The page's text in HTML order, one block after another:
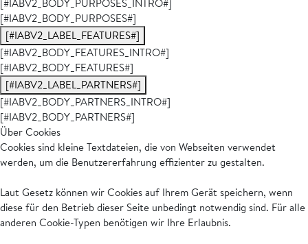
[#IABV2_BODY_PURPOSES_INTRO#]
[#IABV2_BODY_PURPOSES#]
[#IABV2_LABEL_FEATURES#]
[#IABV2_BODY_FEATURES_INTRO#]
[#IABV2_BODY_FEATURES#]
[#IABV2_LABEL_PARTNERS#]
[#IABV2_BODY_PARTNERS_INTRO#]
[#IABV2_BODY_PARTNERS#]
Über Cookies
Cookies sind kleine Textdateien, die von Webseiten verwendet
werden, um die Benutzererfahrung effizienter zu gestalten.
Laut Gesetz können wir Cookies auf Ihrem Gerät speichern, wenn
diese für den Betrieb dieser Seite unbedingt notwendig sind. Für alle
anderen Cookie-Typen benötigen wir Ihre Erlaubnis.